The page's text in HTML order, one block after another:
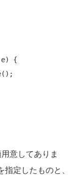
e) {
意してありま
定したものと、